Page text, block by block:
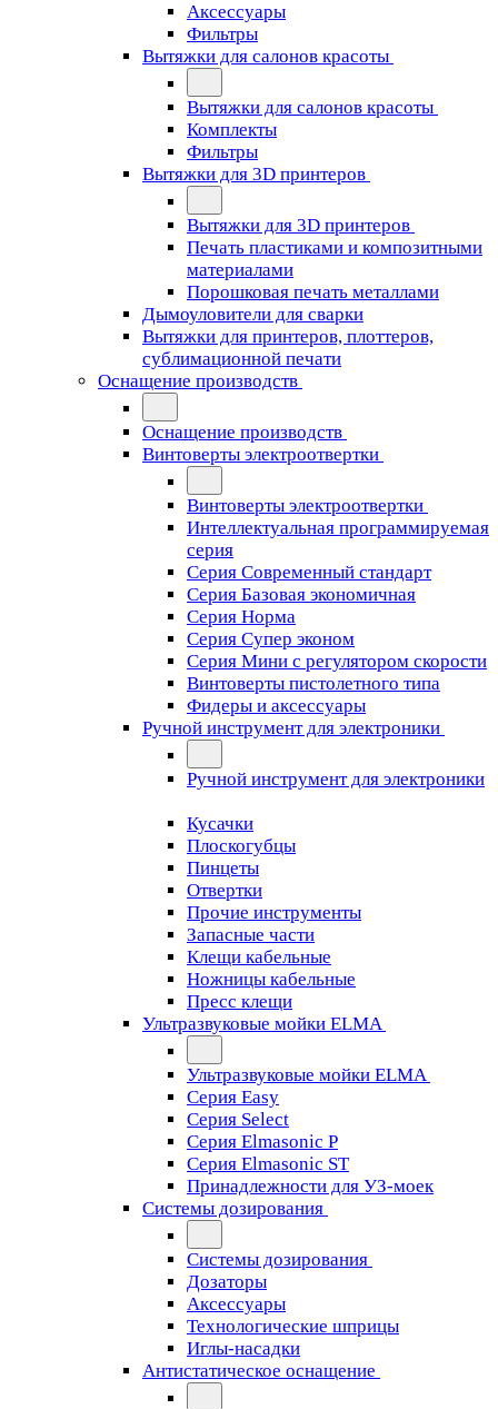
Аксессуары
Фильтры
Вытяжки для салонов красоты
Вытяжки для салонов красоты
Комплекты
Фильтры
Вытяжки для 3D принтеров
Вытяжки для 3D принтеров
Печать пластиками и композитными
материалами
Порошковая печать металлами
Дымоуловители для сварки
Вытяжки для принтеров, плоттеров,
сублимационной печати
Оснащение производств
Оснащение производств
Винтоверты электроотвертки
Винтоверты электроотвертки
Интеллектуальная программируемая
серия
Серия Современный стандарт
Серия Базовая экономичная
Серия Норма
Серия Cупер эконом
Серия Мини с регулятором скорости
Винтоверты пистолетного типа
Фидеры и аксессуары
Ручной инструмент для электроники
Ручной инструмент для электроники
Кусачки
Плоскогубцы
Пинцеты
Отвертки
Прочие инструменты
Запасные части
Клещи кабельные
Ножницы кабельные
Пресс клещи
Ультразвуковые мойки ELMA
Ультразвуковые мойки ELMA
Серия Easy
Серия Select
Серия Elmasonic P
Серия Elmasonic ST
Принадлежности для УЗ-моек
Системы дозирования
Системы дозирования
Дозаторы
Аксессуары
Технологические шприцы
Иглы-насадки
Антистатическое оснащение